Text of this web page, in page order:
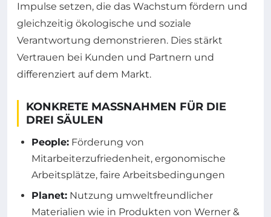
Impulse setzen, die das Wachstum fördern und
gleichzeitig ökologische und soziale
Verantwortung demonstrieren. Dies stärkt
Vertrauen bei Kunden und Partnern und
differenziert auf dem Markt.
KONKRETE MASSNAHMEN FÜR DIE D
REI SÄULEN
People: Förderung von
Mitarbeiterzufriedenheit, ergonomische
Arbeitsplätze, faire Arbeitsbedingungen
Planet: Nutzung umweltfreundlicher
Materialien wie in Produkten von Werner &